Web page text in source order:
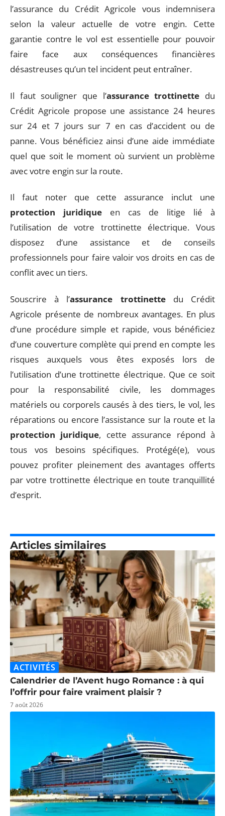
l’assurance du Crédit Agricole vous indemnisera
selon la valeur actuelle de votre engin. Cette
garantie contre le vol est essentielle pour pouvoir
faire face aux conséquences financières
désastreuses qu’un tel incident peut entraîner.
Il faut souligner que l’assurance trottinette du
Crédit Agricole propose une assistance 24 heures
sur 24 et 7 jours sur 7 en cas d’accident ou de
panne. Vous bénéficiez ainsi d’une aide immédiate
quel que soit le moment où survient un problème
avec votre engin sur la route.
Il faut noter que cette assurance inclut une
protection juridique en cas de litige lié à
l’utilisation de votre trottinette électrique. Vous
disposez d’une assistance et de conseils
professionnels pour faire valoir vos droits en cas de
conflit avec un tiers.
Souscrire à l’assurance trottinettedu Crédit
Agricole présente de nombreux avantages. En plus
d’une procédure simple et rapide, vous bénéficiez
d’une couverture complète qui prend en compte les
risques auxquels vous êtes exposés lors de
l’utilisation d’une trottinette électrique. Que ce soit
pour la responsabilité civile, les dommages
matériels ou corporels causés à des tiers, le vol, les
réparations ou encore l’assistance sur la route et la
protection juridique, cette assurance répond à
tous vos besoins spécifiques. Protégé(e), vous
pouvez profiter pleinement des avantages offerts
par votre trottinette électrique en toute tranquillité
d’esprit.
Articles similaires
ACTIVITÉS
Calendrier de l’Avent hugo Romance : à qui
l’offrir pour faire vraiment plaisir ?
7 août 2026